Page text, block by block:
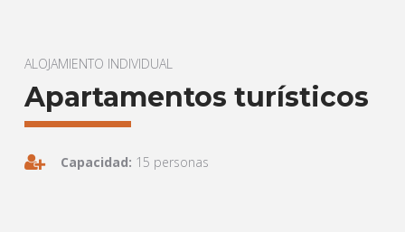
ALOJAMIENTO INDIVIDUAL
Apartamentos turísticos
Capacidad: 15 personas